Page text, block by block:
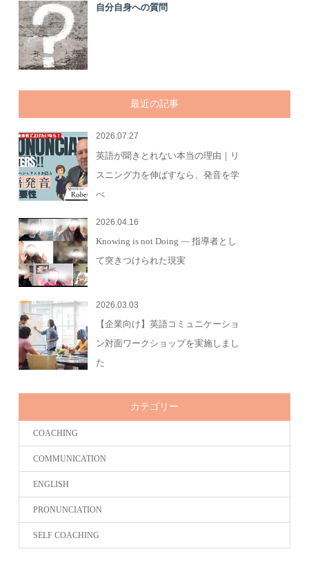
自分自身への質問
最近の記事
2026.07.27
英語が聞きとれない本当の理由｜リ
スニング力を伸ばすなら、発音を学
べ
2026.04.16
Knowing is not Doing — 指導者とし
て突きつけられた現実
2026.03.03
【企業向け】英語コミュニケーショ
ン対面ワークショップを実施しまし
た
カテゴリー
COACHING
COMMUNICATION
ENGLISH
PRONUNCIATION
SELF COACHING